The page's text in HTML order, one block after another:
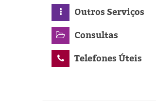
Outros Serviços
Consultas
Telefones Úteis